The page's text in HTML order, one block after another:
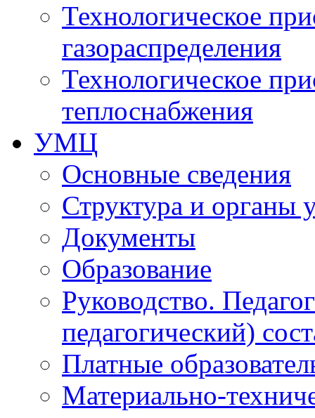
Технологическое
газораспределения
Технологическое
теплоснабжения
УМЦ
Основные сведения
Структура и органы
Документы
Образование
Руководство.
педагогический)
Платные
Материально-